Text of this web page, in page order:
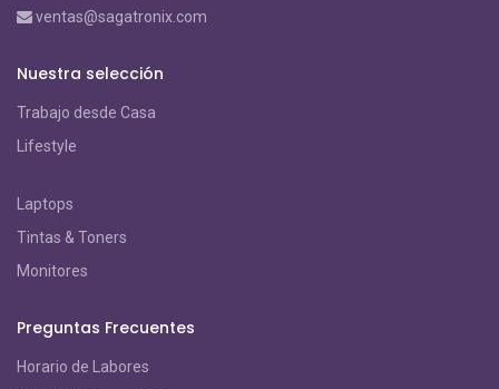
ventas@sagatronix.com
Nuestra selección
Trabajo desde Casa
Lifestyle
Laptops
Tintas & Toners
Monitores
Preguntas Frecuentes
Horario de Labores